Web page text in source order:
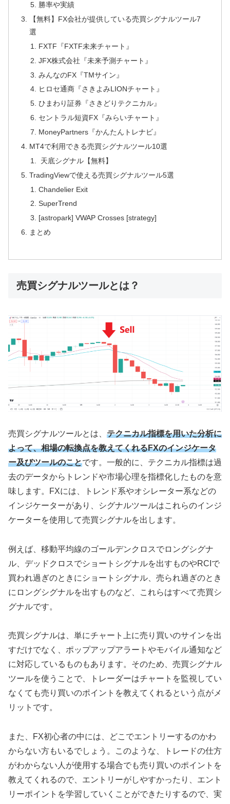
勝率や実績
【無料】FX会社が提供している売買シグナルツール7
選
FXTF『FXTF未来チャート』
JFX株式会社『未来予測チャート』
みんなのFX『TMサイン』
ヒロセ通商『さきよみLIONチャート』
ひまわり証券『さきどりテクニカル』
セントラル短資FX『みらいチャート』
MoneyPartners『かんたんトレナビ』
MT4で利用できる売買シグナルツール10選
天底シグナル【無料】
TradingViewで使える売買シグナルツール5選
Chandelier Exit
SuperTrend
[astropark] VWAP Crosses [strategy]
まとめ
売買シグナルツールとは？
売買シグナルツールとは、 テクニカル指標を用いた分析に
よって、相場の転換点を教えてくれるFXのインジケータ
ー及びツールのことです。一般的に、テクニカル指標は過
去のデータからトレンドや市場心理を指標化したものを意
味します。
FXには、トレンド系やオシレーター系などの
インジケーターがあり、シグナルツールはこれらのインジ
ケーターを使用して売買シグナルを出します。
例えば、移動平均線のゴールデンクロスでロングシグナ
ル、デッドクロスでショートシグナルを出すものやRCI で
買われ過ぎのときにショートシグナル、売られ過ぎのとき
にロングシグナルを出すものなど、これらはすべて売買シ
グナルです。
売買シグナルは、単にチャート上に売り買いのサインを出
すだけでなく、ポップアップアラートやモバイル通知など
に対応しているものもあります。そのため、売買シグナル
ツールを使うことで、トレーダーはチャートを監視してい
なくても売り買いのポイントを教えてくれるという点がメ
リットです。
また、 FX初心者の中には、どこでエントリーするのかわ
からない方もいるでしょう。このような、トレードの仕方
がわからない人が使用する場合でも売り買いのポイントを
教えてくれるので、エントリーがしやすかったり、エント
リーポイントを学習していくことができたりするので、実